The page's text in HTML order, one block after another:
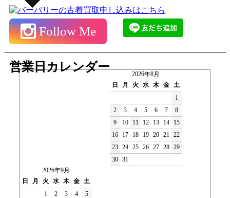
Follow Me
営業日カレンダー
2026年8月
日
月 火 水 木 金 土
1
2
3 4 5 6 7
8
9
10 11 12 13 14
15
16
17 18 19 20 21 22
23 24 25 26 27 28 29
30 31
2026年9月
日
月 火 水 木 金 土
1
2 3 4
5